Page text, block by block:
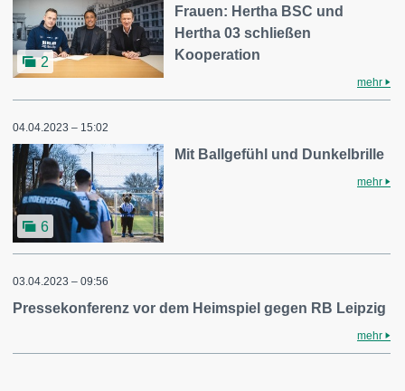
2
Frauen: Hertha BSC und
Hertha 03 schließen
Kooperation
mehr
04.04.2023 – 15:02
6
Mit Ballgefühl und Dunkelbrille
mehr
03.04.2023 – 09:56
Pressekonferenz vor dem Heimspiel gegen RB Leipzig
mehr